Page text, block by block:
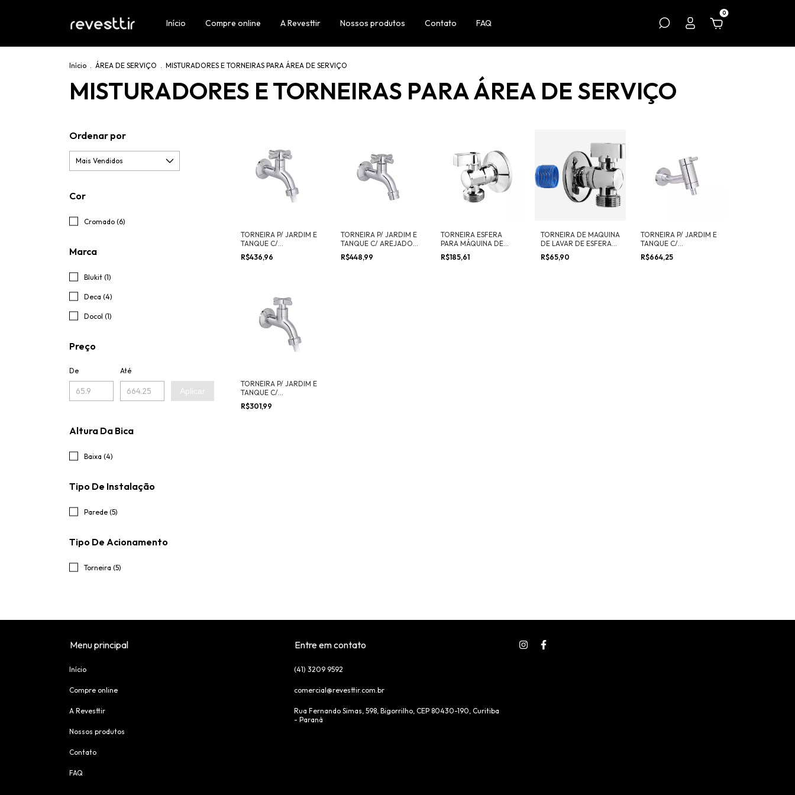
Início Compre online A Revesttir Nossos produtos Contato FAQ
0
Início . ÁREA DE SERVIÇO . MISTURADORES E TORNEIRAS PARA ÁREA DE SERVIÇO
MISTURADORES E TORNEIRAS PARA ÁREA DE SERVIÇO
Ordenar por
Cor
Cromado (6)
Marca
Blukit (1)
Deca (4)
Docol (1)
Preço
De Até
Aplicar
Altura Da Bica
Baixa (4)
Tipo De Instalação
Parede (5)
Tipo De Acionamento
Torneira (5)
TORNEIRA P/ JARDIM E
TANQUE C/
ADAPTADOR DE
MANGUEIRA IZY
R$436,96
TORNEIRA P/ JARDIM E
TANQUE C/ AREJADOR
IZY
R$448,99
TORNEIRA ESFERA
PARA MÁQUINA DE
LAVAR LOUÇA/ROUPA
R$185,61
TORNEIRA DE MAQUINA
DE LAVAR DE ESFERA
1/2"
R$65,90
TORNEIRA P/ JARDIM E
TANQUE C/
ADAPTADOR DE
MANGUEIRA LINK
R$664,25
TORNEIRA P/ JARDIM E
TANQUE C/
ADAPTADOR DE
MANGUEIRA FLEX
R$301,99
Menu principal
Início
Compre online
A Revesttir
Nossos produtos
Contato
FAQ
Entre em contato
(41) 3209 9592
comercial@revesttir.com.br
Rua Fernando Simas, 598, Bigorrilho, CEP 80430-190, Curitiba
- Paraná